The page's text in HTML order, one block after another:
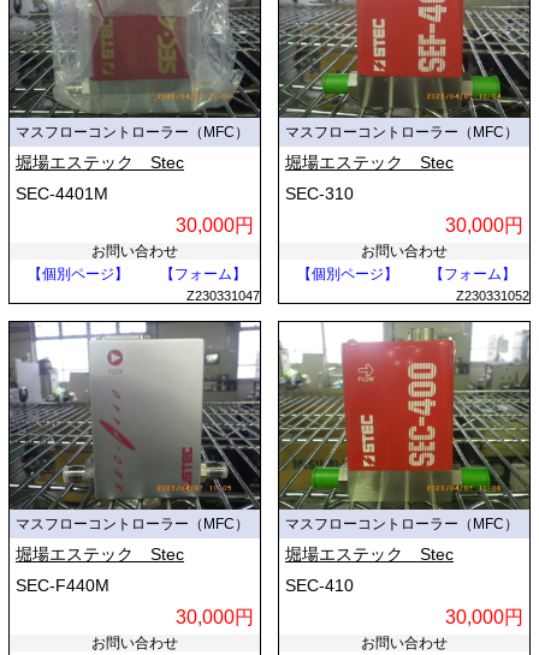
マスフローコントローラー（MFC）
堀場エステック Stec
SEC-4401M
30,000円
お問い合わせ
【個別ページ】
【フォーム】
Z230331047
マスフローコントローラー（MFC）
堀場エステック Stec
SEC-310
30,000円
お問い合わせ
【個別ページ】
【フォーム】
Z230331052
マスフローコントローラー（MFC）
堀場エステック Stec
SEC-F440M
30,000円
お問い合わせ
マスフローコントローラー（MFC）
堀場エステック Stec
SEC-410
30,000円
お問い合わせ